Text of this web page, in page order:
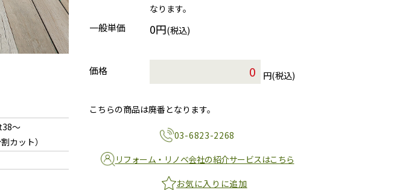
〜
カット）
なります。
一般単価 0円(税込)
価格 円(税込)
こちらの商品は廃番となります。
03-6823-2268
リフォーム・リノベ会社の紹介サービスはこちら
お気に入りに追加